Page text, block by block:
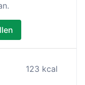
123 kcal